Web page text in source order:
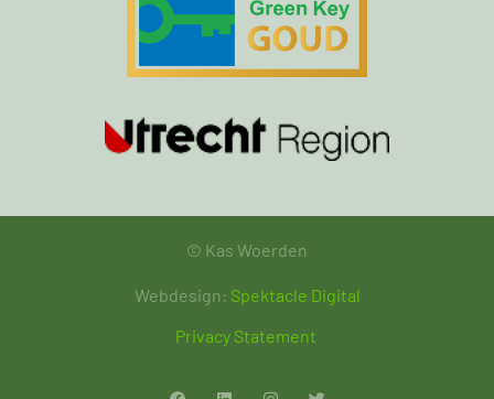
© Kas Woerden
Webdesign: Spektacle Digital
Privacy Statement